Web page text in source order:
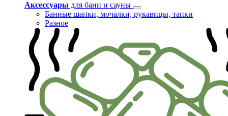
Аксессуары для бани и сауны
Банные шапки, мочалки, рукавицы, тапки
Разное